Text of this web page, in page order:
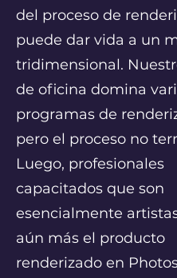
del proceso de
puede dar vida a un
tridimensional.
de oficina domina
programas de
pero el proceso no
Luego, profesionales
capacitados que son
esencialmente
aún más el producto
renderizado en